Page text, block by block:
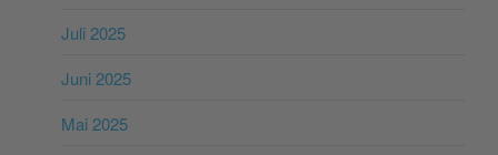
Juli 2025
Juni 2025
Mai 2025